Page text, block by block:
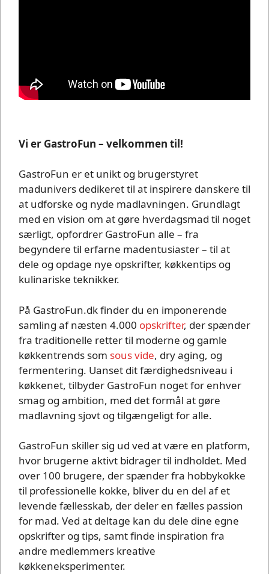
Vi er GastroFun – velkommen til!
GastroFun er et unikt og brugerstyret
madunivers dedikeret til at inspirere danskere til
at udforske og nyde madlavningen. Grundlagt
med en vision om at gøre hverdagsmad til noget
særligt, opfordrer GastroFun alle – fra
begyndere til erfarne madentusiaster – til at
dele og opdage nye opskrifter, køkkentips og
kulinariske teknikker.
På GastroFun.dk finder du en imponerende
samling af næsten 4.000 opskrifter, der spænder
fra traditionelle retter til moderne og gamle
køkkentrends som sous vide, dry aging, og
fermentering. Uanset dit færdighedsniveau i
køkkenet, tilbyder GastroFun noget for enhver
smag og ambition, med det formål at gøre
madlavning sjovt og tilgængeligt for alle.
GastroFun skiller sig ud ved at være en platform,
hvor brugerne aktivt bidrager til indholdet. Med
over 100 brugere, der spænder fra hobbykokke
til professionelle kokke, bliver du en del af et
levende fællesskab, der deler en fælles passion
for mad. Ved at deltage kan du dele dine egne
opskrifter og tips, samt finde inspiration fra
andre medlemmers kreative
køkkeneksperimenter.